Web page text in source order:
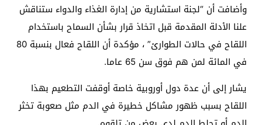
وأضافت أن “لجنة استشارية من إدارة الغذاء والدواء ستناقش
علنا ​​الأدلة المقدمة قبل اتخاذ قرار بشأن السماح باستخدام
اللقاح في حالات الطوارئ” ، مؤكدة أن اللقاح فعال بنسبة 80
في المائة لمن هم فوق سن 65 عاما.
يشار إلى أن عدة دول أوروبية خاصة أوقفت التطعيم بهذا
اللقاح بسبب ظهور مشاكل خطيرة في الدم مثل صعوبة تخثر